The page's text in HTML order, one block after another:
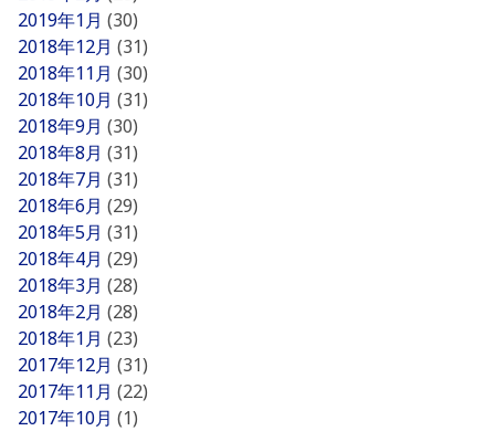
2019年1月 (30)
2018年12月 (31)
2018年11月 (30)
2018年10月 (31)
2018年9月 (30)
2018年8月 (31)
2018年7月 (31)
2018年6月 (29)
2018年5月 (31)
2018年4月 (29)
2018年3月 (28)
2018年2月 (28)
2018年1月 (23)
2017年12月 (31)
2017年11月 (22)
2017年10月 (1)